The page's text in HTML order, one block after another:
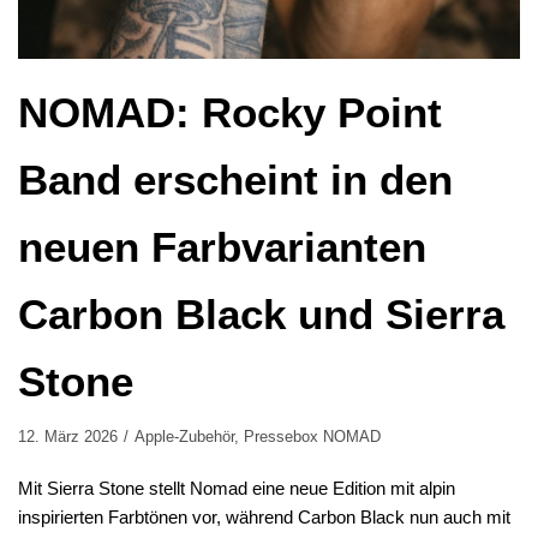
NOMAD: Rocky Point
Band erscheint in den
neuen Farbvarianten
Carbon Black und Sierra
Stone
12. März 2026 Apple-Zubehör, Pressebox NOMAD
Mit Sierra Stone stellt Nomad eine neue Edition mit alpin
inspirierten Farbtönen vor, während Carbon Black nun auch mit